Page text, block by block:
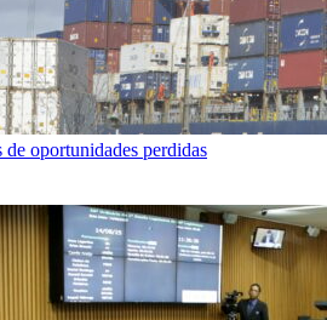
de oportunidades perdidas